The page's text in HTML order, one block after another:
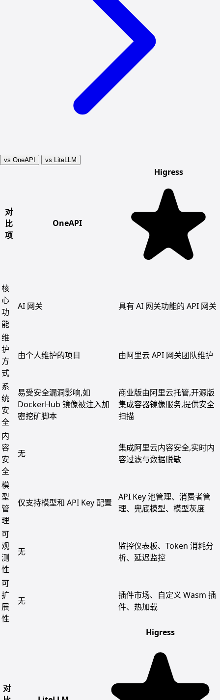
vs OneAPI vs LiteLLM
对
比
项
OneAPI
Higress
核
心
功
能
AI 网关 具有 AI 网关功能的 API 网关
维
护
方
式
由个人维护的项目 由阿里云 API 网关团队维护
系
统
安
全
易受安全漏洞影响,如
DockerHub 镜像被注入加
密挖矿脚本
商业版由阿里云托管,开源版
集成容器镜像服务,提供安全
扫描
内
容
安
全
无
集成阿里云内容安全,实时内
容过滤与数据脱敏
模
型
管
理
仅支持模型和 API Key 配置
API Key 池管理、消费者管
理、兜底模型、模型灰度
可
观
测
性
无
监控仪表板、Token 消耗分
析、延迟监控
可
扩
展
性
无
插件市场、自定义 Wasm 插
件、热加载
对
Higress